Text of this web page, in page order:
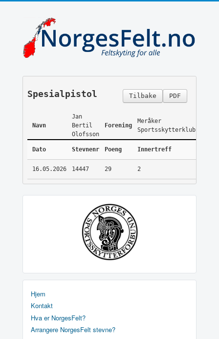
PDF
Tilbake
Spesialpistol
Navn
Jan
Bertil
Olofsson
Forening
Meråker
Sportsskytterklubb
Dato Stevnenr Poeng Innertreff
16.05.2026 14447 29 2
Hjem
Kontakt
Hva er NorgesFelt?
Arrangere NorgesFelt stevne?